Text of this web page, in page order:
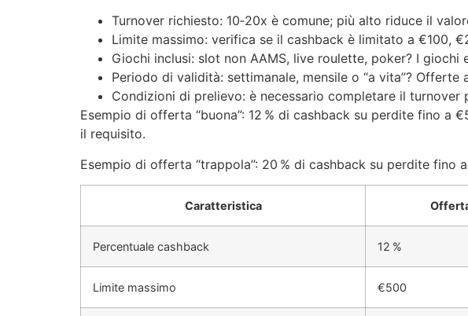
Turnover richiesto: 10‑20x è comune; più alto riduce il
Limite massimo: verifica se il cashback è limitato a €100,
Giochi inclusi: slot non AAMS, live roulette, poker? I giochi
Periodo di validità: settimanale, mensile o “a vita”?
Condizioni di prelievo: è necessario completare il turnover
Esempio di offerta “buona”: 12 % di cashback su perdite fino
il requisito.
Esempio di offerta “trappola”: 20 % di cashback su perdite
Caratteristica
Percentuale cashback 12 %
Limite massimo €500